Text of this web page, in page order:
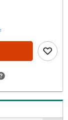
物件の詳細は
情報を常時1,000
ましたら、閲覧
ロアにキッズル
家探しの方でも安
は購入時期のタ
・お仕事帰りな
乳室（エアコ
以降も問合せ対